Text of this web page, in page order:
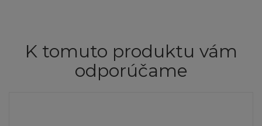
K tomuto produktu vám
odporúčame